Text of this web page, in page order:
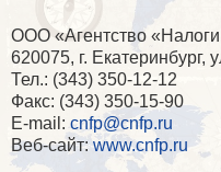
ООО «Агентство
620075, г. Екатеринбург,
Тел.: (343) 350-12-12
Факс: (343) 350-15-90
E-mail: cnfp@cnfp.ru
Веб-сайт: www.cnfp.ru